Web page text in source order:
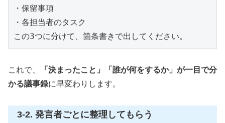
・保留事項
・各担当者のタスク
この3つに分けて、箇条書きで出してください。
これで、
「決まったこと」「誰が何をするか」が一目で分
かる議事録に早変わりします。
3-2. 発言者ごとに整理してもらう